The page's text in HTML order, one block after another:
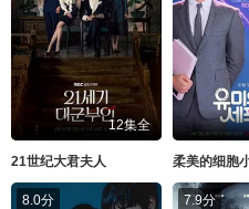
12集全
21世纪大君夫人 柔美的细胞
8.0分 7.9分